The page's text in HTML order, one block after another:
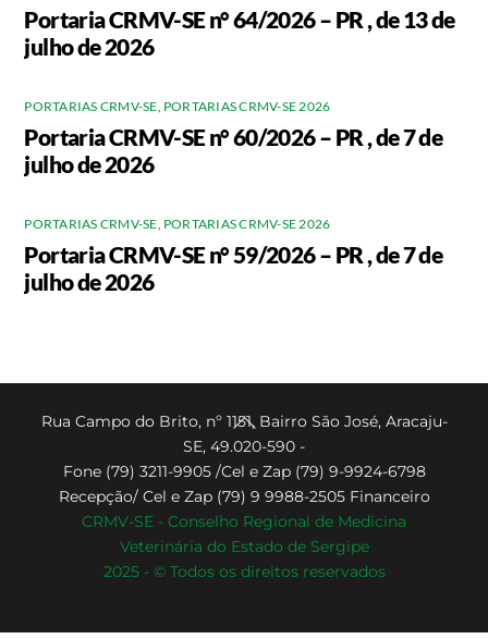
Portaria CRMV-SE n° 64/2026 – PR , de 13 de
julho de 2026
PORTARIAS CRMV-SE PORTARIAS CRMV-SE 2026
Portaria CRMV-SE n° 60/2026 – PR , de 7 de
julho de 2026
PORTARIAS CRMV-SE PORTARIAS CRMV-SE 2026
Portaria CRMV-SE n° 59/2026 – PR , de 7 de
julho de 2026
Back
To
Top
Rua Campo do Brito, nº 1151, Bairro São José, Aracaju-
SE, 49.020-590 -
Fone (79) 3211-9905 /Cel e Zap (79) 9-9924-6798
Recepção/ Cel e Zap (79) 9 9988-2505 Financeiro
CRMV-SE - Conselho Regional de Medicina
Veterinária do Estado de Sergipe
2025 - © Todos os direitos reservados